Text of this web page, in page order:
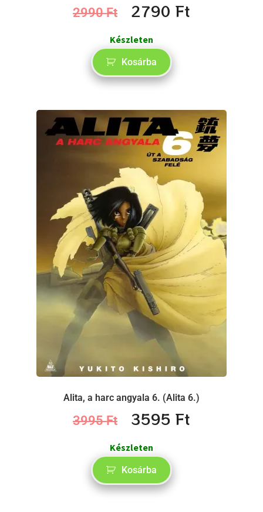
2990Ft 2790 Ft
Készleten
Kosárba
Alita, a harc angyala 6. (Alita 6.)
3995Ft 3595 Ft
Készleten
Kosárba